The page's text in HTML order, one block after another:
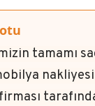
tamamı